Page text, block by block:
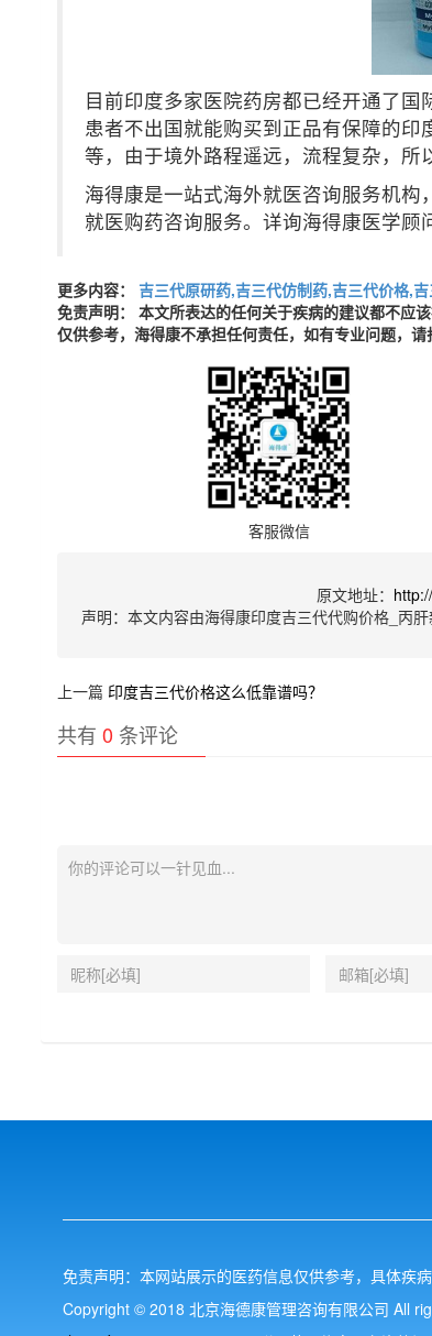
目前印度多家医院药房都已经开通了
患者不出国就能购买到正品有保障的
等，由于境外路程遥远，流程复杂，所
海得康是一站式海外就医咨询服务机
就医购药咨询服务。详询海得康医学顾
更多内容：
吉三代原研药,吉三代仿制药,吉三代价格,
免责声明： 本文所表达的任何关于疾病的建议都不应
仅供参考，海得康不承担任何责任，如有专业问题，请
客服微信
原文地址：
声明：本文内容由海得康印度吉三代代购价格_丙
上一篇 印度吉三代价格这么低靠谱吗？
共有 0 条评论
免责声明：本网站展示的医药信息仅供参考，具体疾
Copyright © 2018 北京海德康管理咨询有限公司 All